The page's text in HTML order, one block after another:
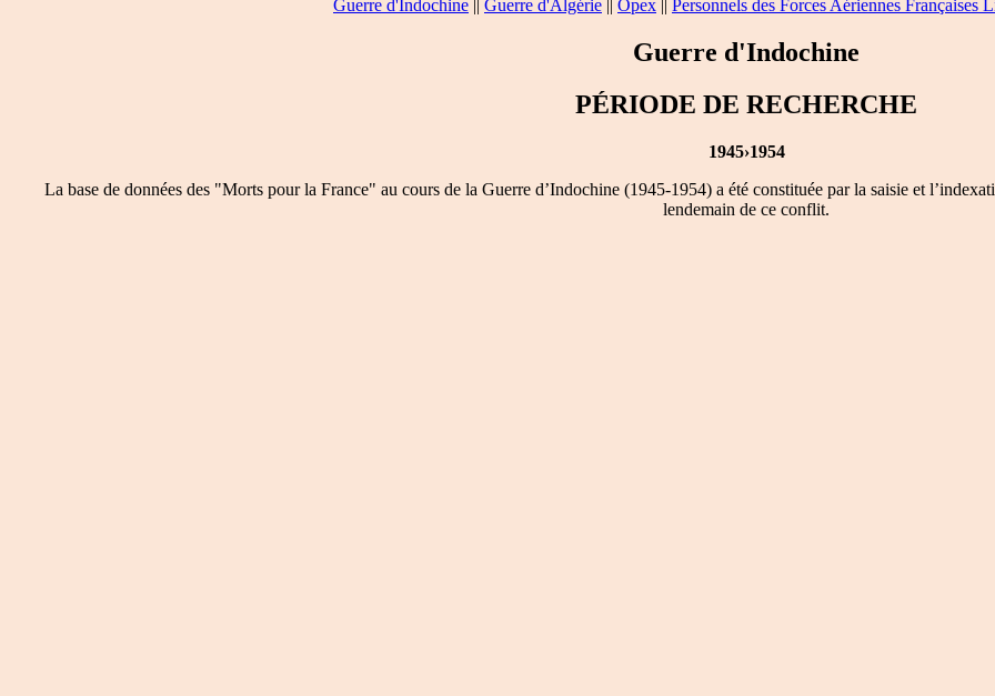
Guerre d'Indochine || Guerre d'Algérie || Opex || Personnels des Forces Aériennes Françaises
Guerre d'Indochine
PÉRIODE DE RECHERCHE
1945›1954
La base de données des "Morts pour la France" au cours de la Guerre d’Indochine (1945-1954) a été constituée par la saisie et
lendemain de ce conflit.